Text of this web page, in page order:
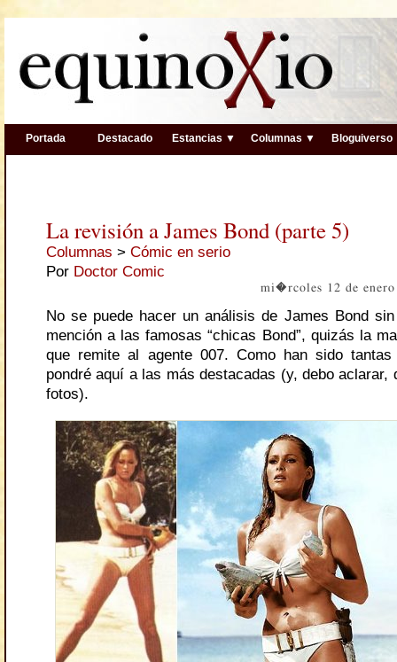
Portada Destacado Estancias ▼ Columnas ▼ Bloguiverso
La revisión a James Bond (parte 5)
Columnas > Cómic en serio
Por Doctor Comic
mi�rcoles 12 de
No se puede hacer un análisis de James Bond
mención a las famosas “chicas Bond”, quizás la
que remite al agente 007. Como han sido
pondré aquí a las más destacadas (y, debo aclarar,
fotos).